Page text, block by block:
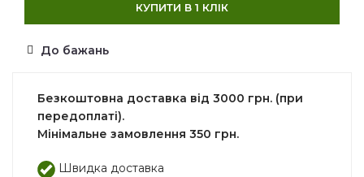
КУПИТИ В 1 КЛІК
Безкоштовна доставка від 3000 грн. (при
передоплаті).
Мінімальне замовлення 350 грн.
Швидка доставка
До бажань